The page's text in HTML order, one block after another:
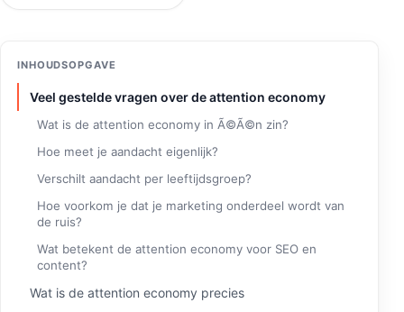
INHOUDSOPGAVE
Veel gestelde vragen over de attention economy
Wat is de attention economy in Ã©Ã©n zin?
Hoe meet je aandacht eigenlijk?
Verschilt aandacht per leeftijdsgroep?
Hoe voorkom je dat je marketing onderdeel wordt van
de ruis?
Wat betekent de attention economy voor SEO en
content?
Wat is de attention economy precies